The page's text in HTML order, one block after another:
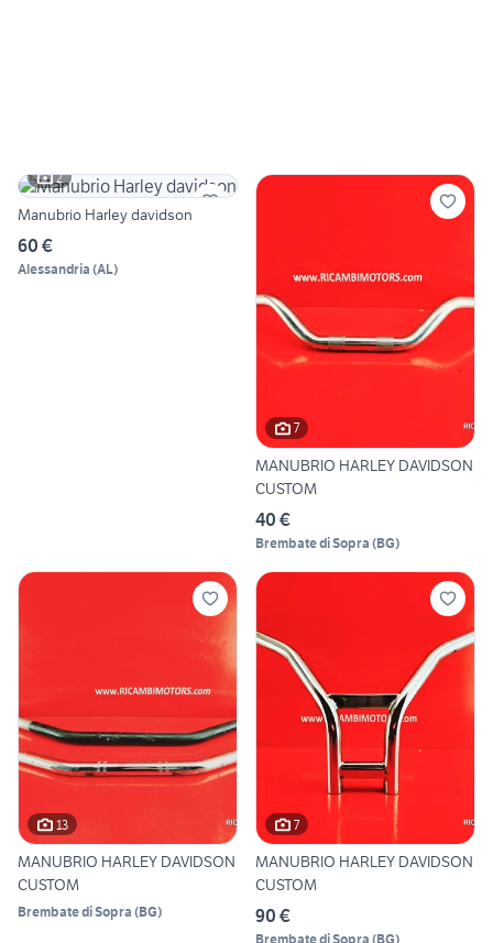
2
Manubrio Harley davidson
60 €
Alessandria (AL)
7
MANUBRIO HARLEY DAVIDSON
CUSTOM
40 €
Brembate di Sopra (BG)
13
MANUBRIO HARLEY DAVIDSON
CUSTOM
Brembate di Sopra (BG)
7
MANUBRIO HARLEY DAVIDSON
CUSTOM
90 €
Brembate di Sopra (BG)